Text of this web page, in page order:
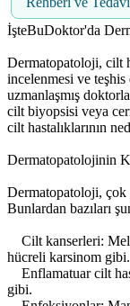
İşteBuDoktor'da
Dermatopatoloji, cilt
incelenmesi ve
uzmanlaşmış
cilt biyopsisi veya
cilt hastalıklarının
Dermatopatolojinin
Dermatopatoloji, çok
Bunlardan bazıları
Cilt kanserleri:
hücreli karsinom gibi.
Enflamatuar cilt
gibi.